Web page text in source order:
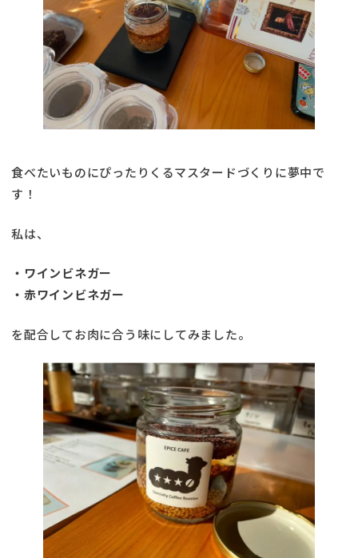
食べたいものにぴったりくるマスタードづくりに夢中で
す！
私は、
・ワインビネガー
・赤ワインビネガー
を配合してお肉に合う味にしてみました。